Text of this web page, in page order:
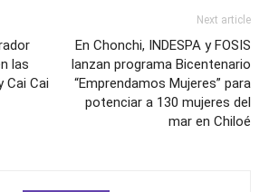
las
Cai Cai
Next article
En Chonchi, INDESPA y FOSIS
lanzan programa Bicentenario
“Emprendamos Mujeres” para
potenciar a 130 mujeres del
mar en Chiloé